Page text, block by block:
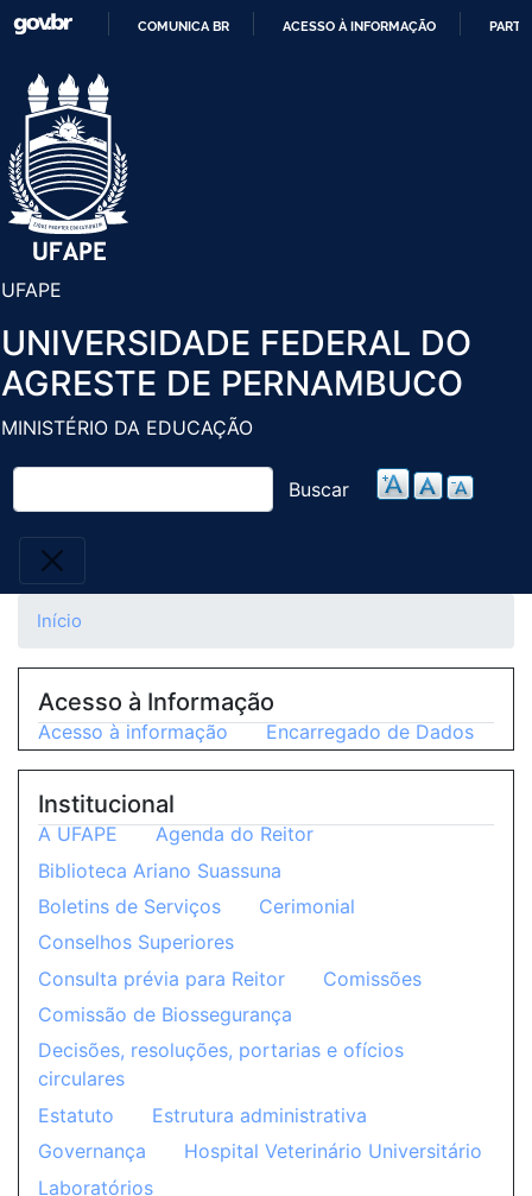
Pular
COMUNICA BR ACESSO À INFORMAÇÃO
UFAPE
UNIVERSIDADE FEDERAL DO
AGRESTE DE PERNAMBUCO
MINISTÉRIO DA EDUCAÇÃO
Buscar
Início
Acesso à Informação
Acesso à informação Encarregado de Dados
Institucional
A UFAPE
Agenda do Reitor
Biblioteca Ariano Suassuna
Boletins de Serviços
Cerimonial
Conselhos Superiores
Consulta prévia para Reitor
Comissões
Comissão de Biossegurança
Decisões, resoluções, portarias e ofícios
circulares
Estatuto
Estrutura administrativa
Governança
Hospital Veterinário Universitário
Laboratórios